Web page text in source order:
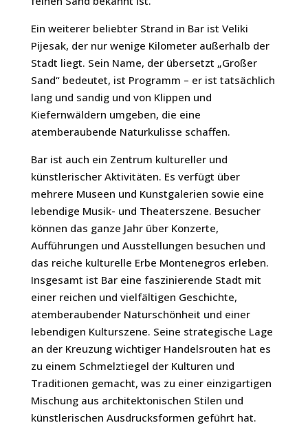
Ein weiterer beliebter Strand in Bar ist Veliki
Pijesak, der nur wenige Kilometer außerhalb der
Stadt liegt. Sein Name, der übersetzt „Großer
Sand“ bedeutet, ist Programm – er ist tatsächlich
lang und sandig und von Klippen und
Kiefernwäldern umgeben, die eine
atemberaubende Naturkulisse schaffen.
Bar ist auch ein Zentrum kultureller und
künstlerischer Aktivitäten. Es verfügt über
mehrere Museen und Kunstgalerien sowie eine
lebendige Musik- und Theaterszene. Besucher
können das ganze Jahr über Konzerte,
Aufführungen und Ausstellungen besuchen und
das reiche kulturelle Erbe Montenegros erleben.
Insgesamt ist Bar eine faszinierende Stadt mit
einer reichen und vielfältigen Geschichte,
atemberaubender Naturschönheit und einer
lebendigen Kulturszene. Seine strategische Lage
an der Kreuzung wichtiger Handelsrouten hat es
zu einem Schmelztiegel der Kulturen und
Traditionen gemacht, was zu einer einzigartigen
Mischung aus architektonischen Stilen und
künstlerischen Ausdrucksformen geführt hat.